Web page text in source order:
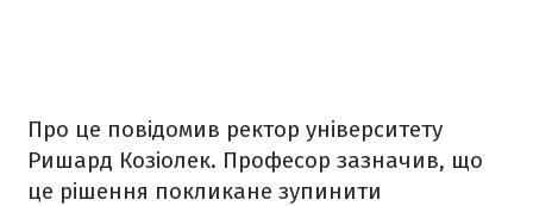
Про це повідомив ректор університету
Ришард Козіолек. Професор зазначив, що
це рішення покликане зупинити